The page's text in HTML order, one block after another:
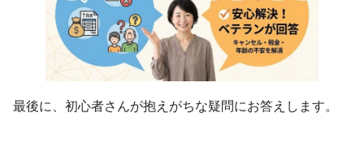
最後に、初心者さんが抱えがちな疑問にお答えします。